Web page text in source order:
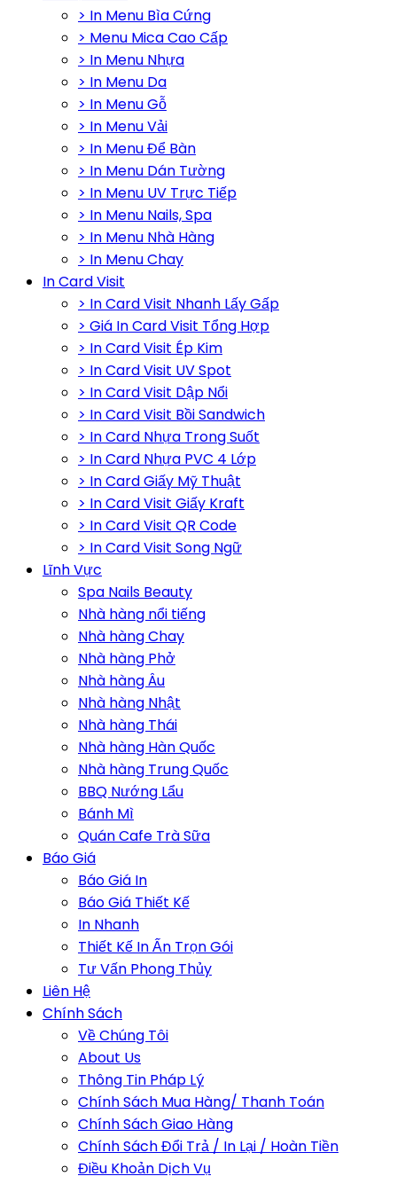
> In Menu Bìa Cứng
> Menu Mica Cao Cấp
> In Menu Nhựa
> In Menu Da
> In Menu Gỗ
> In Menu Vải
> In Menu Để Bàn
> In Menu Dán Tường
> In Menu UV Trực Tiếp
> In Menu Nails, Spa
> In Menu Nhà Hàng
> In Menu Chay
In Card Visit
> In Card Visit Nhanh Lấy Gấp
> Giá In Card Visit Tổng Hợp
> In Card Visit Ép Kim
> In Card Visit UV Spot
> In Card Visit Dập Nổi
> In Card Visit Bồi Sandwich
> In Card Nhựa Trong Suốt
> In Card Nhựa PVC 4 Lớp
> In Card Giấy Mỹ Thuật
> In Card Visit Giấy Kraft
> In Card Visit QR Code
> In Card Visit Song Ngữ
Lĩnh Vực
Spa Nails Beauty
Nhà hàng nổi tiếng
Nhà hàng Chay
Nhà hàng Phở
Nhà hàng Âu
Nhà hàng Nhật
Nhà hàng Thái
Nhà hàng Hàn Quốc
Nhà hàng Trung Quốc
BBQ Nướng Lẩu
Bánh Mì
Quán Cafe Trà Sữa
Báo Giá
Báo Giá In
Báo Giá Thiết Kế
In Nhanh
Thiết Kế In Ấn Trọn Gói
Tư Vấn Phong Thủy
Liên Hệ
Chính Sách
Về Chúng Tôi
About Us
Thông Tin Pháp Lý
Chính Sách Mua Hàng/ Thanh Toán
Chính Sách Giao Hàng
Chính Sách Đổi Trả / In Lại / Hoàn Tiền
Điều Khoản Dịch Vụ